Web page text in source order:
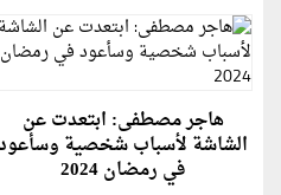
هاجر مصطفى: ابتعدت عن
الشاشة لأسباب شخصية
في رمضان 2024